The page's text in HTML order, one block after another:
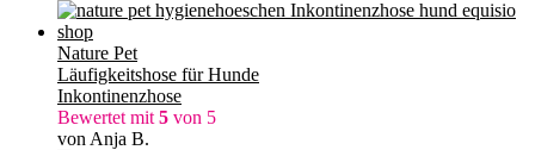
Nature Pet
Läufigkeitshose für Hunde
Inkontinenzhose
Bewertet mit 5 von 5
von Anja B.